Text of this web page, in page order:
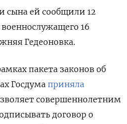
сына ей сообщили 12
16
Гедеоновка.
пакета законов об
Госдума приняла
совершеннолетним
договор о